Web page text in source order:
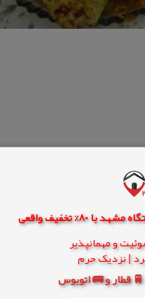
و مهمانپذیر
🚆 قطار و 🚌 اتوبوس